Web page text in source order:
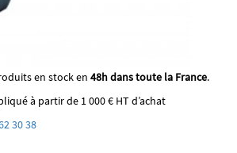
en stock en 48h dans toute la France.
à partir de 1 000 € HT d’achat
30 38